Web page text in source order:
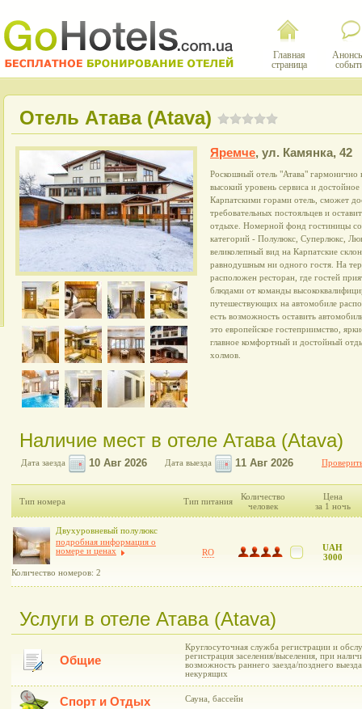
Главная
страница
Отель Атава (Atava)
Яремче, ул. Камянка, 42
Роскошный отель "Атава" гармонично
высокий уровень сервиса и
Карпатскими горами отель, сможет
требовательных постояльцев и
отдыхе. Номерной фонд гостиницы
категорий - Полулюкс, Суперлюкс,
великолепный вид на Карпатские
равнодушным ни одного гостя. На
расположен ресторан, где гостей
блюдами от команды
путешествующих на автомобиле
есть возможность оставить
это европейское гостеприимство,
главное комфортный и достойный
холмов.
Наличие мест в отеле Атава (Atava)
Дата заезда Дата выезда
Тип номера Тип питания
Количество
человек
Цена
за 1 ночь
Двухуровневый полулюкс
подробная информация о
номере и ценах
Количество номеров: 2
RO
UAH
3000
Услуги в отеле Атава (Atava)
Общие
Круглосуточная служба регистрации и
регистрация заселения/выселения, при
возможность раннего заезда/позднего
некурящих
Спорт и Отдых Сауна, бассейн